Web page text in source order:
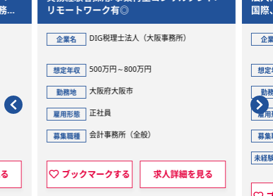
を見る
国際、M&A、IPOなど、幅広い業務経験が
積める総合型の中堅税理士法人です！
企業名 アクタス税理士法人【大阪事務所】
想定年収 493万円～722万円
勤務地 大阪府大阪市
雇用形態
募集職種 会計事務所（全般）